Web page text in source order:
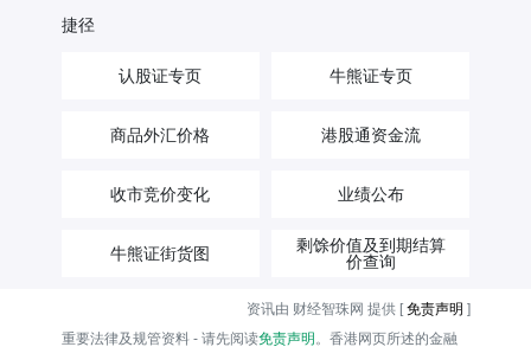
捷径
认股证专页 牛熊证专页
商品外汇价格 港股通资金流
收市竞价变化 业绩公布
牛熊证街货图
剩馀价值及到期结算
价查询
资讯由 财经智珠网 提供 [免责声明 ]
重要法律及规管资料 - 请先阅读免责声明 。香港网页所述的金融